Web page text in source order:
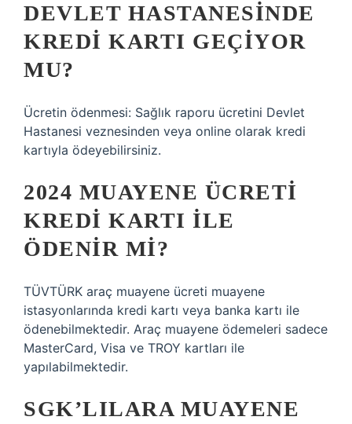
DEVLET HASTANESINDE
KREDI KARTI GEÇIYOR
MU?
Ücretin ödenmesi: Sağlık raporu ücretini Devlet
Hastanesi veznesinden veya online olarak kredi
kartıyla ödeyebilirsiniz.
2024 MUAYENE ÜCRETI
KREDI KARTI ILE
ÖDENIR MI?
TÜVTÜRK araç muayene ücreti muayene
istasyonlarında kredi kartı veya banka kartı ile
ödenebilmektedir. Araç muayene ödemeleri sadece
MasterCard, Visa ve TROY kartları ile
yapılabilmektedir.
SGK’LILARA MUAYENE